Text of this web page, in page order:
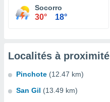
Socorro
30° 18°
Localités à proximité
Pinchote (12.47 km)
San Gil (13.49 km)